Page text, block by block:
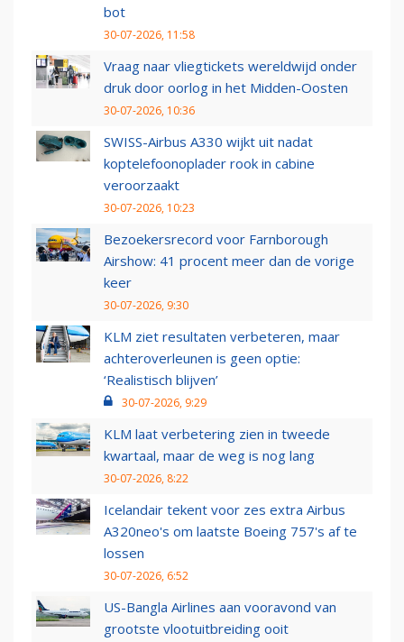
bot
30-07-2026, 11:58
Vraag naar vliegtickets wereldwijd onder
druk door oorlog in het Midden-Oosten
30-07-2026, 10:36
SWISS-Airbus A330 wijkt uit nadat
koptelefoonoplader rook in cabine
veroorzaakt
30-07-2026, 10:23
Bezoekersrecord voor Farnborough
Airshow: 41 procent meer dan de vorige
keer
30-07-2026, 9:30
KLM ziet resultaten verbeteren, maar
achteroverleunen is geen optie:
‘Realistisch blijven’
30-07-2026, 9:29
KLM laat verbetering zien in tweede
kwartaal, maar de weg is nog lang
30-07-2026, 8:22
Icelandair tekent voor zes extra Airbus
A320neo's om laatste Boeing 757's af te
lossen
30-07-2026, 6:52
US-Bangla Airlines aan vooravond van
grootste vlootuitbreiding ooit